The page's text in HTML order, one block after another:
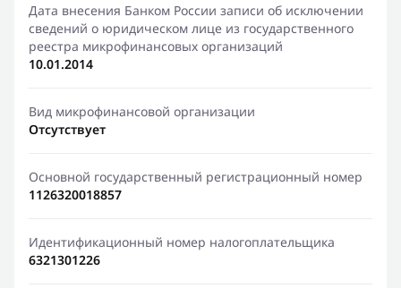
Дата внесения Банком России записи об исключении
сведений о юридическом лице из государственного
реестра микрофинансовых организаций
10.01.2014
Вид микрофинансовой организации
Отсутствует
Основной государственный регистрационный номер
1126320018857
Идентификационный номер налогоплательщика
6321301226